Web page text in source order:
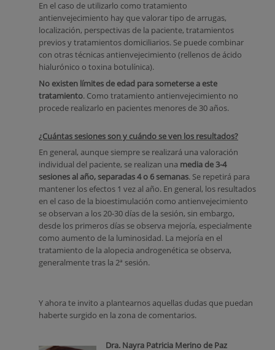
En el caso de utilizarlo como tratamiento
antienvejecimiento hay que valorar tipo de arrugas,
localización, perspectivas de la paciente, tratamientos
previos y tratamientos domiciliarios. Se puede combinar
con otras técnicas antienvejecimiento (rellenos de ácido
hialurónico o toxina botulínica).
No existen límites de edad para someterse a este
tratamiento. Como tratamiento antienvejecimiento no
procede realizarlo en pacientes menores de 30 años.
¿Cuántas sesiones son y cuándo se ven los resultados?
En general, aunque siempre se realizará una valoración
individual del paciente, se realizan una media de 3-4
sesiones al año, separadas 4 o 6 semanas. Se repetirá para
mantener los efectos 1 vez al año. En general, los resultados
en el caso de la bioestimulación como antienvejecimiento
se observan a los 20-30 días de la sesión, sin embargo,
desde los primeros días se observa mejoría, especialmente
como aumento de la luminosidad. La mejoría en el
tratamiento de la alopecia androgenética se observa,
generalmente tras la 2ª sesión.
Y ahora te invito a plantearnos aquellas dudas que puedan
haberte surgido en la zona de comentarios.
Dra. Nayra Patricia Merino de Paz